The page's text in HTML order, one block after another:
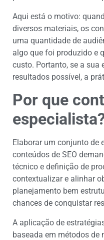
Aqui está o motivo:
diversos materiais, os
uma quantidade de
algo que foi produzido e
custo. Portanto, se a sua
resultados possível, a
Por que
Elaborar um conjunto de
conteúdos de SEO
técnico e definição de
contextualizar e alinhar
planejamento bem
chances de conquistar
A aplicação de
baseada em métodos de